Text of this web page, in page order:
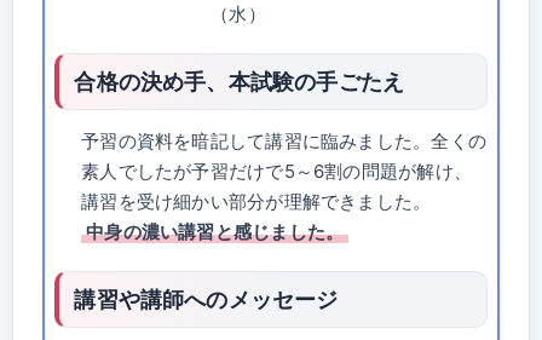
（水）
合格の決め手、本試験の手ごたえ
予習の資料を暗記して講習に臨みました。全くの
素人でしたが予習だけで5～6割の問題が解け、
講習を受け細かい部分が理解できました。
中身の濃い講習と感じました。
講習や講師へのメッセージ